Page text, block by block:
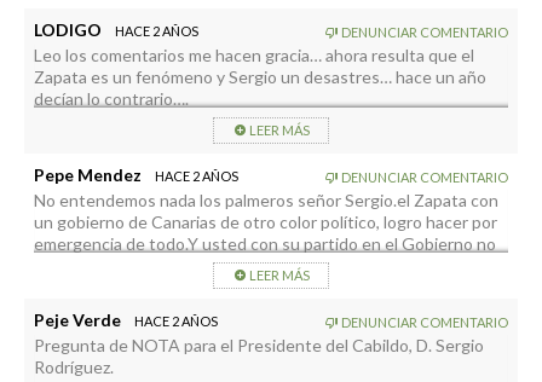
LODIGO HACE 2 AÑOS DENUNCIAR COMENTARIO
Leo los comentarios me hacen gracia… ahora resulta que el
Zapata es un fenómeno y Sergio un desastres… hace un año
decían lo contrario….
A DISFRUTAR DE LOS VOTADO, SEÑOERS/AS!!!
Borja Perdomo ¿donde están? ¿Donde está Conchi Jaén,?
¿Dodme está Luis Galo que tanto adulaba a Sergio?
LEER MÁS
Pepe Mendez HACE 2 AÑOS DENUNCIAR COMENTARIO
No entendemos nada los palmeros señor Sergio.el Zapata con
un gobierno de Canarias de otro color político, logro hacer por
emergencia de todo.Y usted con su partido en el Gobierno no
le dejan,según ustedes, hacer de emergencia la LP2.El Zapata
en el gobierno de Canarias logra que trabajen sobre la Lava de
su partido gobernando Cabildo, gobierno de Canarias,
ayuntamiento del Paso,ayuntamiento de Los Llanos y no hace
nada, no paga a los proveedores , no pagan a los agricultores,
LEER MÁS
Peje Verde HACE 2 AÑOS DENUNCIAR COMENTARIO
Pregunta de NOTA para el Presidente del Cabildo, D. Sergio
Rodríguez.